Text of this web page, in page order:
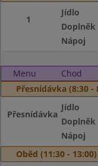
1
Jídlo
Doplněk
Nápoj
Menu Chod
Přesnídávka (8:30 -
Přesnídávka
Jídlo
Doplněk
Nápoj
Oběd (11:30 - 13:00)